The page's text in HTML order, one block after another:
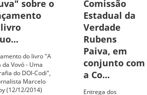
sobre o
do livro "A
da Vovó - Uma
do DOI-Codi",
Marcelo
(12/12/2014)
Comissão
Estadual da
Verdade
Rubens
Paiva, em
conjunto com
a Co...
Entrega dos